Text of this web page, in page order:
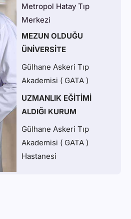
Metropol Hatay Tıp
Merkezi
MEZUN OLDUĞU
ÜNİVERSİTE
Gülhane Askeri Tıp
Akademisi ( GATA )
UZMANLIK EĞİTİMİ
ALDIĞI KURUM
Gülhane Askeri Tıp
Akademisi ( GATA )
Hastanesi